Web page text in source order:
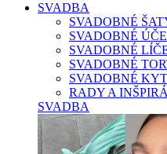
SVADBA
SVADOBNÉ
SVADOBNÉ
SVADOBNÉ
SVADOBNÉ
SVADOBNÉ
RADY A
SVADBA